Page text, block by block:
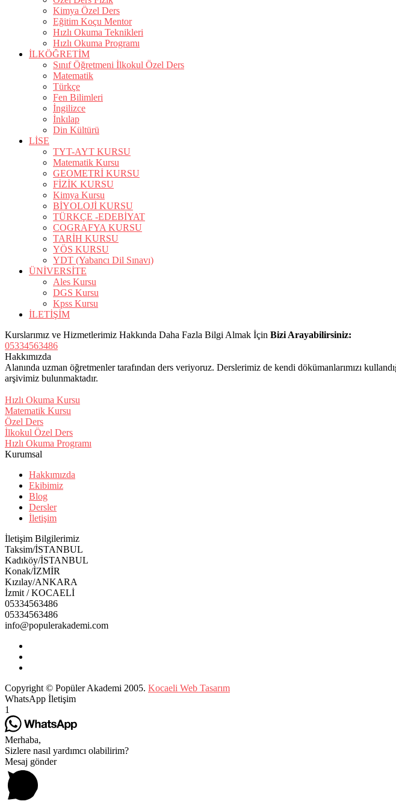
Kimya Özel Ders
Eğitim Koçu Mentor
Hızlı Okuma Teknikleri
Hızlı Okuma Programı
İLKÖĞRETİM
Sınıf Öğretmeni İlkokul Özel Ders
Matematik
Türkçe
Fen Bilimleri
İngilizce
İnkılap
Din Kültürü
LİSE
TYT-AYT KURSU
Matematik Kursu
GEOMETRİ KURSU
FİZİK KURSU
Kimya Kursu
BİYOLOJİ KURSU
TÜRKÇE -EDEBİYAT
COGRAFYA KURSU
TARİH KURSU
YÖS KURSU
YDT (Yabancı Dil Sınavı)
ÜNİVERSİTE
Ales Kursu
DGS Kursu
Kpss Kursu
İLETİŞİM
Kurslarımız ve Hizmetlerimiz Hakkında Daha Fazla Bilgi Almak İçin Bizi Arayabilirsiniz:
05334563486
Hakkımızda
Alanında uzman öğretmenler tarafından ders veriyoruz. Derslerimiz de kendi dökümanlarımızı
arşivimiz bulunmaktadır.
Hızlı Okuma Kursu
Matematik Kursu
Özel Ders
İlkokul Özel Ders
Hızlı Okuma Programı
Kurumsal
Hakkımızda
Ekibimiz
Blog
Dersler
İletişim
İletişim Bilgilerimiz
Taksim/İSTANBUL
Kadıköy/İSTANBUL
Konak/İZMİR
Kızılay/ANKARA
İzmit / KOCAELİ
05334563486
05334563486
info@populerakademi.com
Copyright © Popüler Akademi 2005. Kocaeli Web Tasarım
WhatsApp İletişim
1
Merhaba,
Sizlere nasıl yardımcı olabilirim?
Mesaj gönder